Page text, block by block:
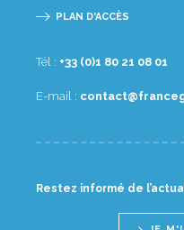
PLAN D'ACCÈS
Tél : 10 80 12 08 1(0) 33+
E-mail :
Restez informé de